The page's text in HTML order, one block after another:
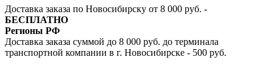
Доставка заказа по Новосибирску от 8 000 руб. -
БЕСПЛАТНО
Регионы РФ
Доставка заказа суммой до 8 000 руб. до терминала
транспортной компании в г. Новосибирске - 500 руб.